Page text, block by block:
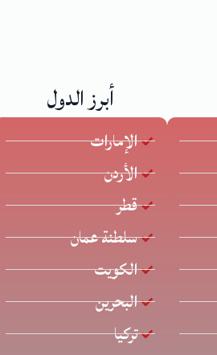
أبرز الدول
الإمارات
الأردن
قطر
سلطنة عمان
الكويت
البحرين
تركيا